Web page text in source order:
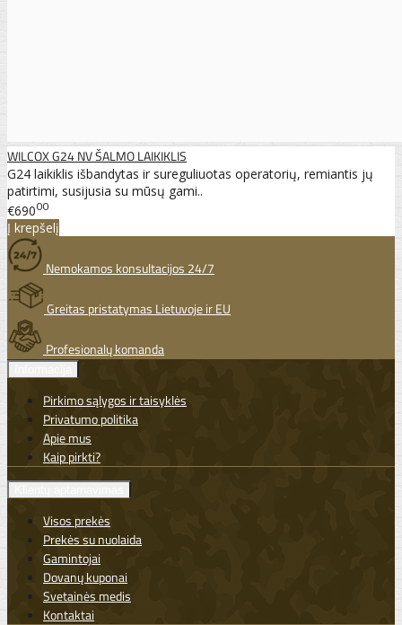
WILCOX G24 NV ŠALMO LAIKIKLIS
G24 laikiklis išbandytas ir sureguliuotas operatorių, remiantis jų
patirtimi, susijusia su mūsų gami..
€69000
Į krepšelį
Nemokamos konsultacijos 24/7
Greitas pristatymas Lietuvoje ir EU
Profesionalų komanda
Pirkimo sąlygos ir taisyklės
Privatumo politika
Apie mus
Kaip pirkti?
Visos prekės
Prekės su nuolaida
Gamintojai
Dovanų kuponai
Svetainės medis
Kontaktai